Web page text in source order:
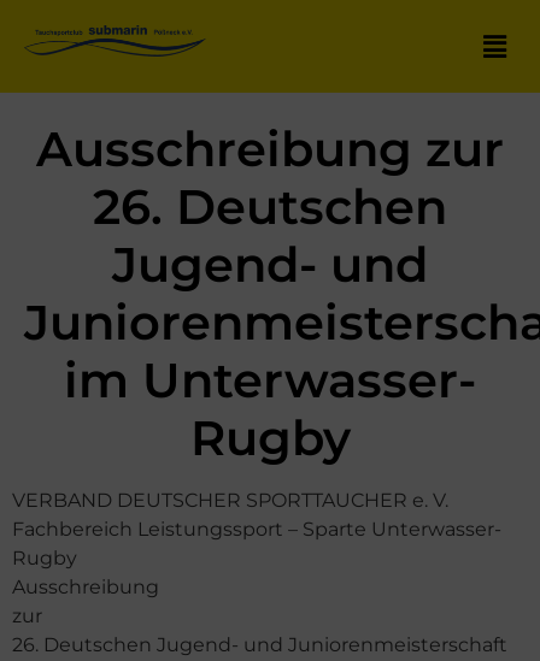
Ausschreibung zur
26. Deutschen
Jugend- und
im Unterwasser-
Rugby
VERBAND DEUTSCHER SPORTTAUCHER e. V.
Fachbereich Leistungssport – Sparte Unterwasser-
Rugby
Ausschreibung
zur
26. Deutschen Jugend- und Juniorenmeisterschaft